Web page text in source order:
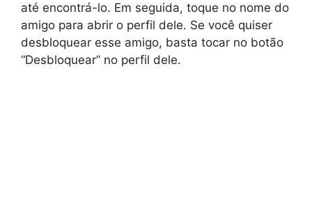
até encontrá-lo. Em seguida, toque no nome do
amigo para abrir o perfil dele. Se você quiser
desbloquear esse amigo, basta tocar no botão
“Desbloquear” no perfil dele.